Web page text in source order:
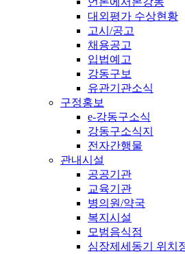
대외평가 수상현황
고시/공고
채용공고
입법예고
강동구보
유관기관소식
구정홍보
e-강동구소식
강동구소식지
전자간행물
관내시설
공공기관
교육기관
병의원/약국
복지시설
모범음식점
심장제세동기 위치